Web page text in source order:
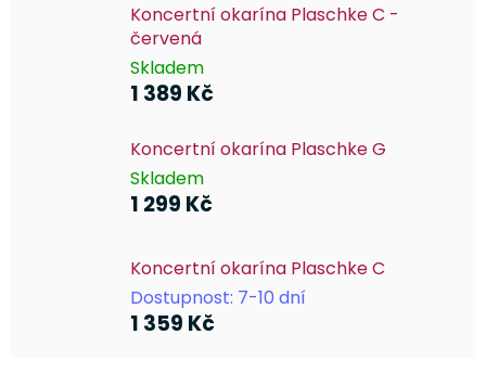
Koncertní okarína Plaschke C -
červená
Skladem
1 389 Kč
Koncertní okarína Plaschke G
Skladem
1 299 Kč
Koncertní okarína Plaschke C
Dostupnost: 7-10 dní
1 359 Kč